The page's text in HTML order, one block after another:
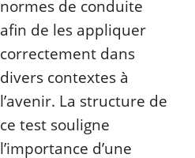
normes de conduite
afin de les appliquer
correctement dans
divers contextes à
l’avenir. La structure de
ce test souligne
l’importance d’une